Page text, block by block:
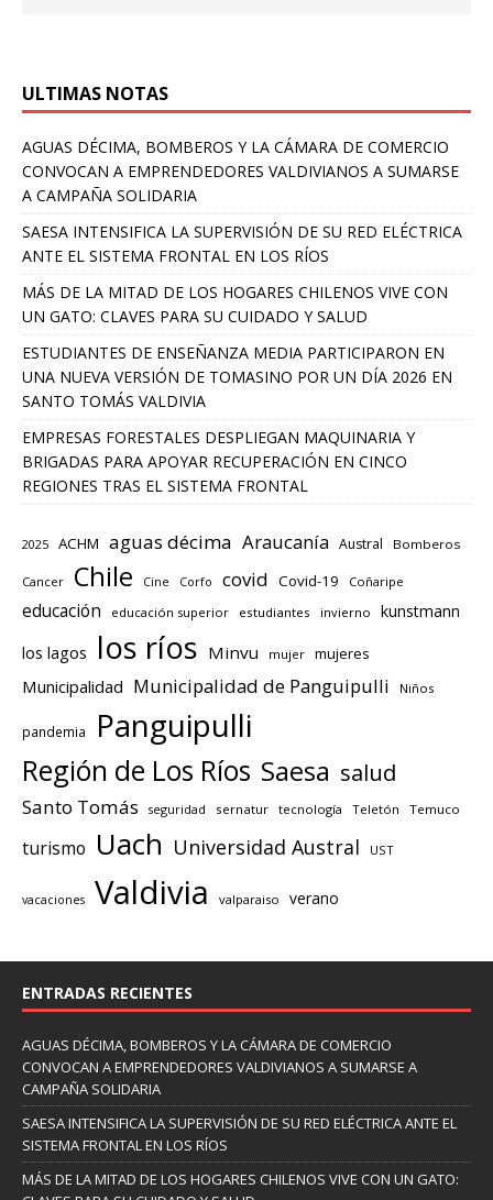
ULTIMAS NOTAS
AGUAS DÉCIMA, BOMBEROS Y LA CÁMARA DE COMERCIO
CONVOCAN A EMPRENDEDORES VALDIVIANOS A SUMARSE
A CAMPAÑA SOLIDARIA
SAESA INTENSIFICA LA SUPERVISIÓN DE SU RED ELÉCTRICA
ANTE EL SISTEMA FRONTAL EN LOS RÍOS
MÁS DE LA MITAD DE LOS HOGARES CHILENOS VIVE CON
UN GATO: CLAVES PARA SU CUIDADO Y SALUD
ESTUDIANTES DE ENSEÑANZA MEDIA PARTICIPARON EN
UNA NUEVA VERSIÓN DE TOMASINO POR UN DÍA 2026 EN
SANTO TOMÁS VALDIVIA
EMPRESAS FORESTALES DESPLIEGAN MAQUINARIA Y
BRIGADAS PARA APOYAR RECUPERACIÓN EN CINCO
REGIONES TRAS EL SISTEMA FRONTAL
2025 ACHM aguas décima Araucanía Austral Bomberos
Cancer Chile Cine Corfo covid Covid-19 Coñaripe
educación educación superior estudiantes invierno kunstmann
los lagos los ríos Minvu mujer mujeres
Municipalidad Municipalidad de Panguipulli Niños
pandemia Panguipulli
Región de Los Ríos Saesa salud
Santo Tomás seguridad sernatur tecnología Teletón Temuco
turismo Uach Universidad Austral UST
vacaciones Valdivia valparaiso verano
ENTRADAS RECIENTES
AGUAS DÉCIMA, BOMBEROS Y LA CÁMARA DE COMERCIO
CONVOCAN A EMPRENDEDORES VALDIVIANOS A SUMARSE A
CAMPAÑA SOLIDARIA
SAESA INTENSIFICA LA SUPERVISIÓN DE SU RED ELÉCTRICA ANTE EL
SISTEMA FRONTAL EN LOS RÍOS
MÁS DE LA MITAD DE LOS HOGARES CHILENOS VIVE CON UN GATO: